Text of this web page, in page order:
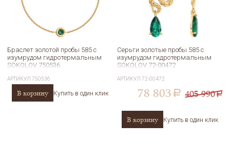
Браслет золотой пробы 585 с
изумрудом гидротермальным
SOKOLOV 750536
АРТИКУЛ750536
В корзину Купить в один клик
Серьги золотые пробы 585 с
изумрудом гидротермальным
SOKOLOV 72-00472
АРТИКУЛ72-00472
78 803 a 405 990a
В корзину Купить в один клик